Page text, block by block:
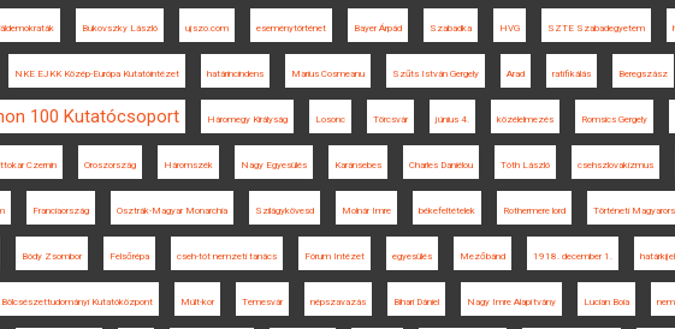
Bukovszky László ujszo.com eseménytörténet Bayer Árpád Szabadka HVG SZTE Szabadegyetem
NKE EJKK Közép-Európa Kutatóintézet határincindens Marius Cosmeanu Szűts István Gergely Arad ratifikálás Beregszász
100 Kutatócsoport Háromegy Királyság Losonc Törcsvár június 4. közélelmezés Romsics Gergely
Czernin Oroszország Háromszék Nagy Egyesülés Karánsebes Charles Daniélou Tóth László csehszlovakizmus
Franciaország Osztrák-Magyar Monarchia Szilágykövesd Molnár Imre békefeltételek Rothermere lord Történeti
Bódy Zsombor Felsőrépa cseh-tót nemzeti tanács Fórum Intézet egyesülés Mezőbánd 1918. december 1.
Bölcsészettudományi Kutatóközpont Múlt-kor Temesvár népszavazás Bihari Dániel Nagy Imre Alapítvány Lucian Boia